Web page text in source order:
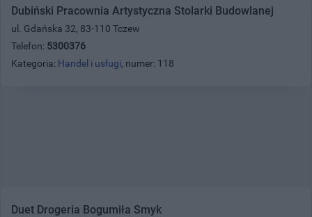
Dubiński Pracownia Artystyczna Stolarki Budowlanej
ul. Gdańska 32, 83-110 Tczew
Telefon: 5300376
Kategoria: Handel i usługi, numer: 118
Duet Drogeria Bogumiła Smyk